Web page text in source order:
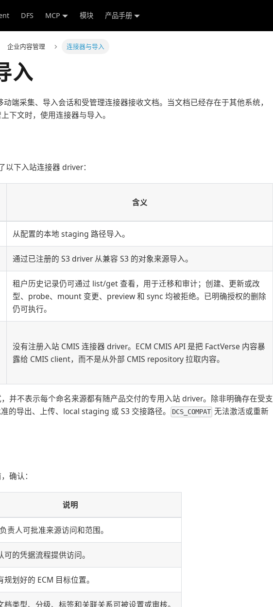
DFS MCP 模块 产品手册
企业内容管理 连接器与导入
入
端采集、导入会话和受管理连接器接收文档。当文档已经存在于其他系统，
下文时，使用连接器与导入。
下入站连接器 driver：
含义
从配置的本地 staging 路径导入。
通过已注册的 S3 driver 从兼容 S3 的对象来源导入。
租户历史记录仍可通过 list/get 查看，用于迁移和审计；创建、更新或改
型、probe、mount 变更、preview 和 sync 均被拒绝。已明确授权的删除
仍可执行。
没有注册入站 CMIS 连接器 driver。ECM CMIS API 是把 FactVerse 内容暴
露给 CMIS client，而不是从外部 CMIS repository 拉取内容。
并不表示每个命名来源都有随产品交付的专用入站 driver。除非明确存在受支
的导出、上传、local staging 或 S3 交接路径。
DCS_COMPAT 无法激活或重新
确认：
说明
责人可批准来源访问和范围。
可的凭据流程提供访问。
规划好的 ECM 目标位置。
档类型、分级、标签和关联关系可被设置或审核。